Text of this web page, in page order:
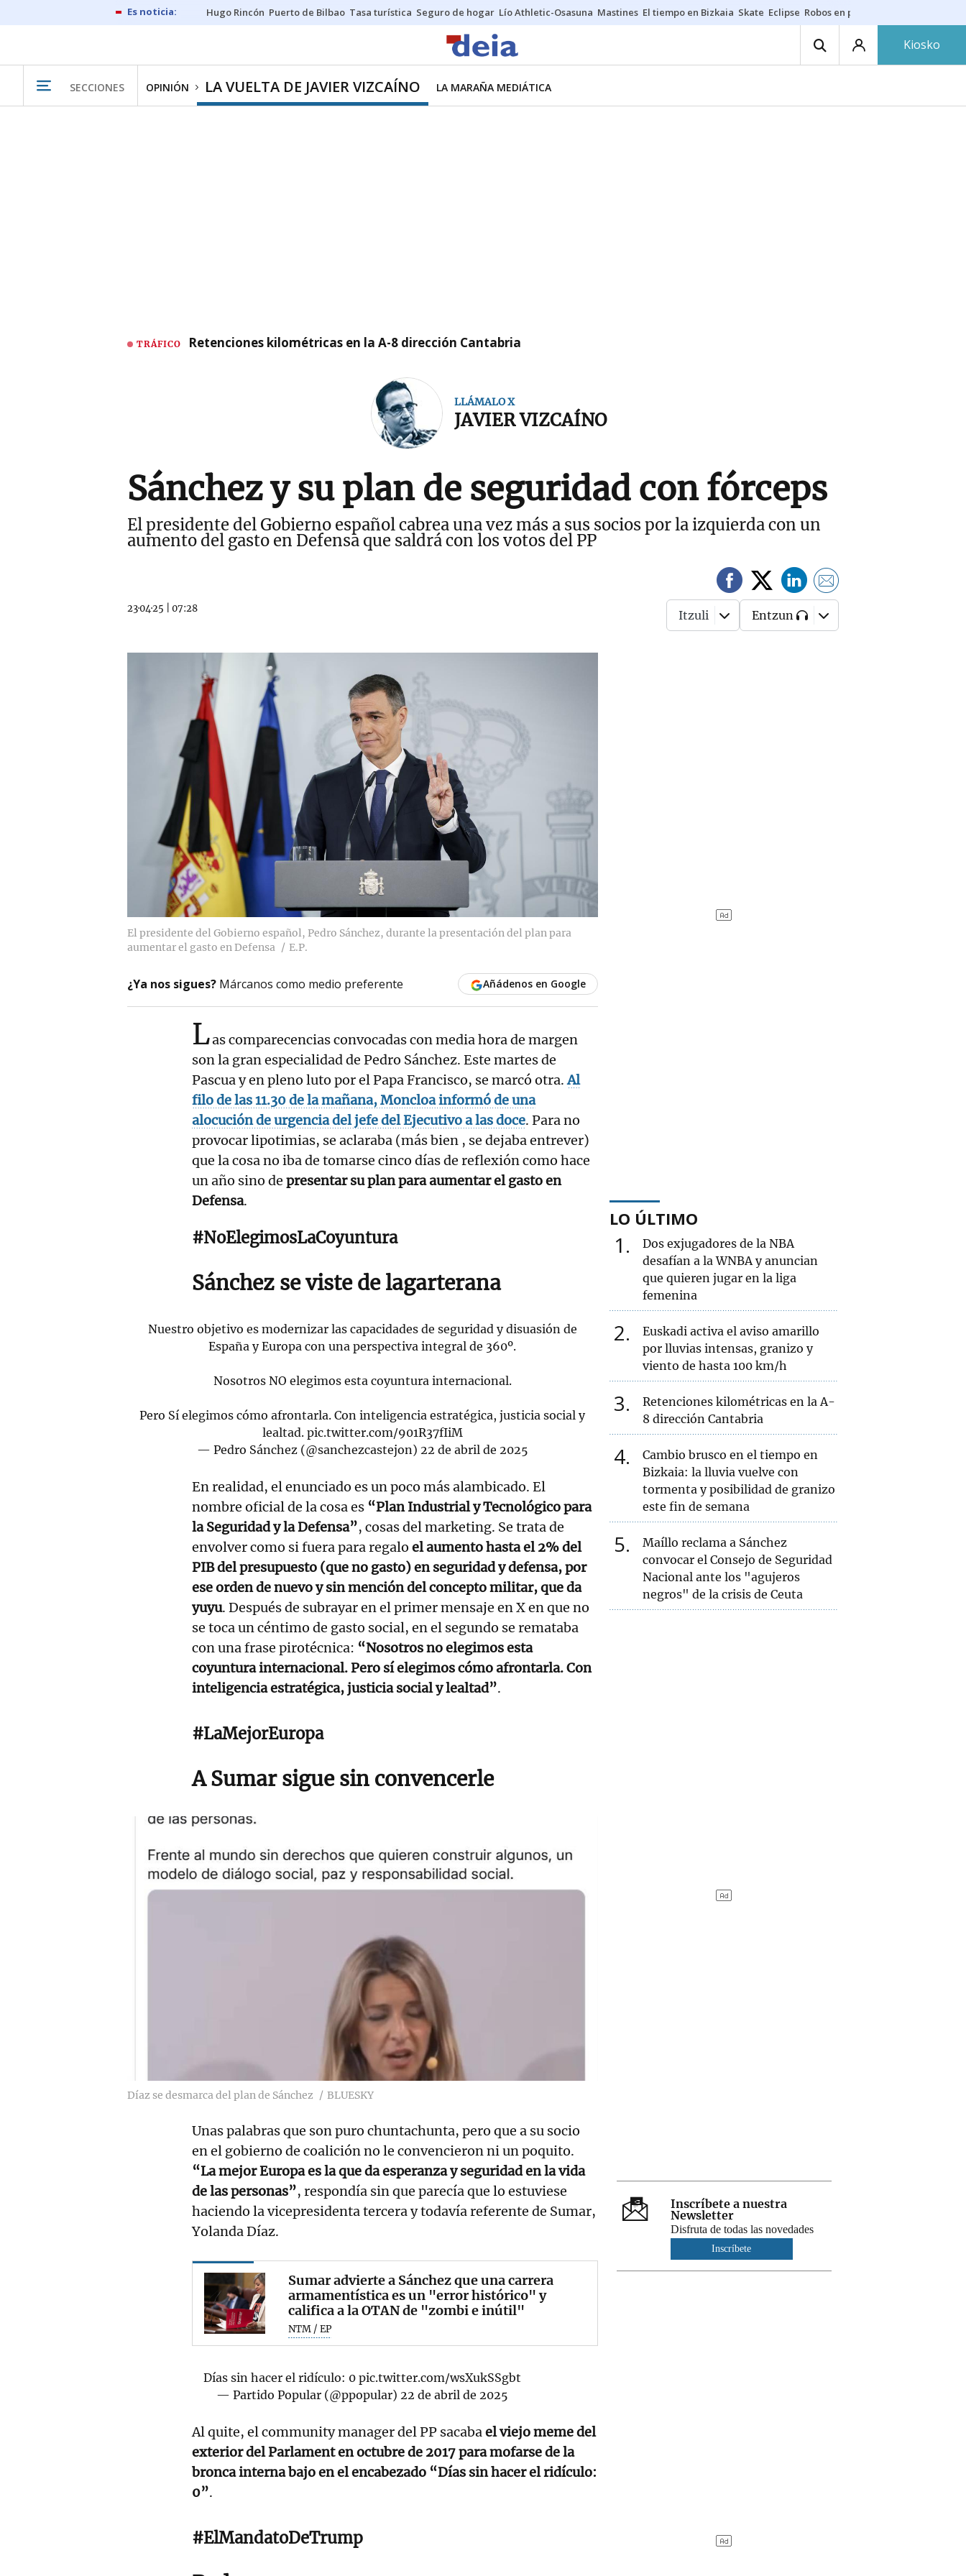
Hugo Rincón Puerto de Bilbao Tasa turística Seguro de hogar Lío Athletic-Osasuna Mastines El tiempo en Bizkaia Skate Eclipse Robos en playas
Kiosko
SECCIONES OPINIÓN LA VUELTA DE JAVIER VIZCAÍNO LA MARAÑA MEDIÁTICA
TRÁFICO Retenciones kilométricas en la A-8 dirección Cantabria
LLÁMALO X
JAVIER VIZCAÍNO
Sánchez y su plan de seguridad con fórceps
El presidente del Gobierno español cabrea una vez más a sus socios por la izquierda con un
aumento del gasto en Defensa que saldrá con los votos del PP
23·04·25 07:28 Itzuli Entzun
El presidente del Gobierno español, Pedro Sánchez, durante la presentación del plan para
aumentar el gasto en Defensa
E.P.
¿Ya nos sigues? Márcanos como medio preferente Añádenos en Google
Las comparecencias convocadas con media hora de margen
son la gran especialidad de Pedro Sánchez. Este martes de
Pascua y en pleno luto por el Papa Francisco, se marcó otra.Al
filo de las 11.30 de la mañana, Moncloa informó de una
alocución de urgencia del jefe del Ejecutivo a las doce. Para no
provocar lipotimias, se aclaraba (más bien , se dejaba entrever)
que la cosa no iba de tomarse cinco días de reflexión como hace
un año sino de presentar su plan para aumentar el gasto en
Defensa.
#NoElegimosLaCoyuntura
Sánchez se viste de lagarterana
Nuestro objetivo es modernizar las capacidades de seguridad y disuasión de
España y Europa con una perspectiva integral de 360º.
Nosotros NO elegimos esta coyuntura internacional.
Pero Sí elegimos cómo afrontarla. Con inteligencia estratégica, justicia social y
lealtad. pic.twitter.com/901R37fIiM
— Pedro Sánchez (@sanchezcastejon) 22 de abril de 2025
En realidad, el enunciado es un poco más alambicado. El
nombre oficial de la cosa es “Plan Industrial y Tecnológico para
la Seguridad y la Defensa”, cosas del marketing. Se trata de
envolver como si fuera para regalo el aumento hasta el 2% del
PIB del presupuesto (que no gasto) en seguridad y defensa, por
ese orden de nuevo y sin mención del concepto militar, que da
yuyu. Después de subrayar en el primer mensaje en X en que no
se toca un céntimo de gasto social, en el segundo se remataba
con una frase pirotécnica: “Nosotros no elegimos esta
coyuntura internacional. Pero sí elegimos cómo afrontarla. Con
inteligencia estratégica, justicia social y lealtad”.
#LaMejorEuropa
A Sumar sigue sin convencerle
Díaz se desmarca del plan de Sánchez BLUESKY
Unas palabras que son puro chuntachunta, pero que a su socio
en el gobierno de coalición no le convencieron ni un poquito.
“La mejor Europa es la que da esperanza y seguridad en la vida
de las personas”, respondía sin que parecía que lo estuviese
haciendo la vicepresidenta tercera y todavía referente de Sumar,
Yolanda Díaz.
Sumar advierte a Sánchez que una carrera
armamentística es un "error histórico" y
califica a la OTAN de "zombi e inútil"
NTM / EP
Días sin hacer el ridículo: 0pic.twitter.com/wsXukSSgbt
— Partido Popular (@ppopular) 22 de abril de 2025
Al quite, el community manager del PP sacabael viejo meme del
exterior del Parlament en octubre de 2017 para mofarse de la
bronca interna bajo en el encabezado “Días sin hacer el ridículo:
0”.
#ElMandatoDeTrump
LO ÚLTIMO
1
Dos exjugadores de la NBA
desafían a la WNBA y anuncian
que quieren jugar en la liga
femenina
2
Euskadi activa el aviso amarillo
por lluvias intensas, granizo y
viento de hasta 100 km/h
3
Retenciones kilométricas en la A-
8 dirección Cantabria
4
Cambio brusco en el tiempo en
Bizkaia: la lluvia vuelve con
tormenta y posibilidad de granizo
este fin de semana
5
Maíllo reclama a Sánchez
convocar el Consejo de Seguridad
Nacional ante los "agujeros
negros" de la crisis de Ceuta
Inscríbete a nuestra
Newsletter
Disfruta de todas las novedades
Inscríbete